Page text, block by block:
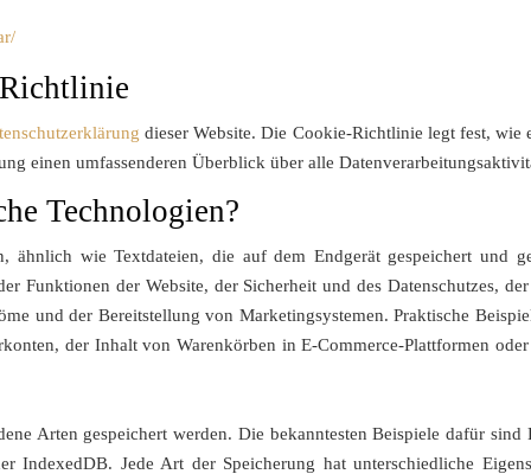
dieser Website. Die Cookie-Richtlinie legt fest, wie
einen umfassenderen Überblick über alle
Technologien?
wie Textdateien, die auf dem Endgerät gespeichert und
Funktionen der Website, der Sicherheit und des Datenschutzes,
und der Bereitstellung von Marketingsystemen. Praktische
der Inhalt von Warenkörben in E-Commerce-Plattformen
Arten gespeichert werden. Die bekanntesten Beispiele dafür
IndexedDB. Jede Art der Speicherung hat unterschiedliche